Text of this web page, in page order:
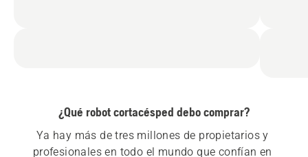
¿Qué robot cortacésped debo comprar?
Ya hay más de tres millones de propietarios y
profesionales en todo el mundo que confían en